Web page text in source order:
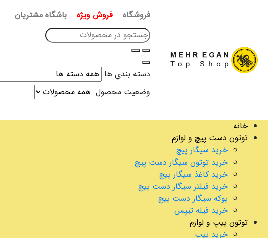
فروشگاه فروش ویژه باشگاه مشتریان
دسته بندی ها
وضعیت محصول
خانه
توتون دست پیچ و لوازم
خرید سیگار پیچ
خرید توتون سیگار دست پیچ
خرید کاغذ سیگار پیچ
خرید فیلتر سیگار دست پیچ
پوکه سیگار دست پیچ
خرید فیله تیپس
توتون پیپ و لوازم
خرید پیپ